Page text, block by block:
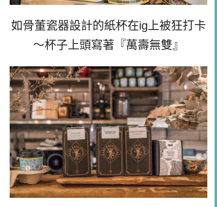
如骨董瓷器設計的紙杯在ig上被狂打卡
～杯子上頭寫著『萬壽無雙』